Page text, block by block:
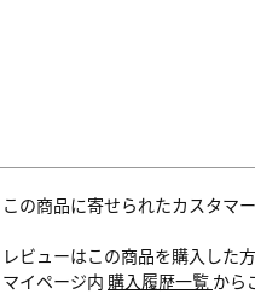
この商品に寄せられたカスタマ
レビューはこの商品を購入した
マイページ内 購入履歴一覧 から